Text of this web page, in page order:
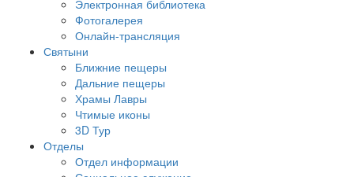
Электронная библиотека
Фотогалерея
Онлайн-трансляция
Святыни
Ближние пещеры
Дальние пещеры
Храмы Лавры
Чтимые иконы
3D Тур
Отделы
Отдел информации